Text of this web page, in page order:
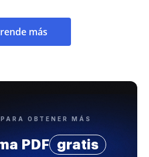
más
OBTENER MÁS
PDF gratis